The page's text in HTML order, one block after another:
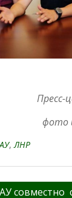
Пресс-
фото
, ЛНР
совместно